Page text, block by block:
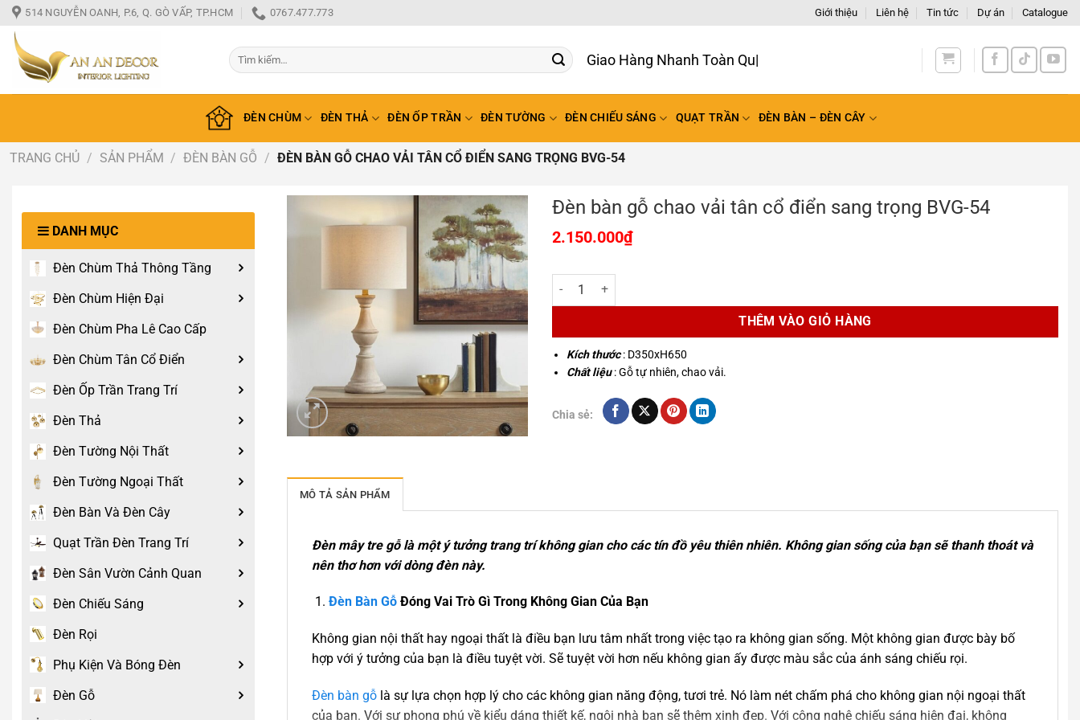
Bỏ
qua
nội
dung
514 NGUYỄN OANH, P.6, Q. GÒ VẤP, TP.HCM 0767.477.773 Giới thiệu Liên hệ Tin tức Dự án Catalogue
Tìm
kiếm:
Giao Hàng Nhanh Toàn Quốc
ĐÈN CHÙM ĐÈN THẢ ĐÈN ỐP TRẦN ĐÈN TƯỜNG ĐÈN CHIẾU SÁNG QUẠT TRẦN ĐÈN BÀN – ĐÈN CÂY
TRANG CHỦ / SẢN PHẨM / ĐÈN BÀN GỖ / ĐÈN BÀN GỖ CHAO VẢI TÂN CỔ ĐIỂN SANG TRỌNG BVG-54
DANH MỤC
Đèn Chùm Thả Thông Tầng
Đèn Chùm Hiện Đại
Đèn Chùm Pha Lê Cao Cấp
Đèn Chùm Tân Cổ Điển
Đèn Ốp Trần Trang Trí
Đèn Thả
Đèn Tường Nội Thất
Đèn Tường Ngoại Thất
Đèn Bàn Và Đèn Cây
Quạt Trần Đèn Trang Trí
Đèn Sân Vườn Cảnh Quan
Đèn Chiếu Sáng
Đèn Rọi
Phụ Kiện Và Bóng Đèn
Đèn Gỗ
Đèn bàn gỗ chao vải tân cổ điển sang trọng BVG-54
2.150.000₫
Đèn bàn gỗ chao vải tân cổ điển sang trọng BVG-54 số lượng
THÊM VÀO GIỎ HÀNG
Kích thước: D350xH650
Chất liệu: Gỗ tự nhiên, chao vải.
Chia sẻ:
MÔ TẢ SẢN PHẨM
Đèn mây tre gỗ là một ý tưởng trang trí không gian cho các tín đồ yêu thiên nhiên. Không gian sống của bạn sẽ thanh thoát và
nên thơ hơn với dòng đèn này.
Đèn BànGỗ Đóng Vai Trò Gì Trong Không Gian Của Bạn
Không gian nội thất hay ngoại thất là điều bạn lưu tâm nhất trong việc tạo ra không gian sống. Một không gian được bày bố
hợp với ý tưởng của bạn là điều tuyệt vời. Sẽ tuyệt vời hơn nếu không gian ấy được màu sắc của ánh sáng chiếu rọi.
Đèn bàn gỗ là sự lựa chọn hợp lý cho các không gian năng động, tươi trẻ. Nó làm nét chấm phá cho không gian nội ngoại thất
của bạn. Với sự phong phú về kiểu dáng thiết kế, ngôi nhà bạn sẽ thêm xinh đẹp. Với công nghệ chiếu sáng hiện đại, không